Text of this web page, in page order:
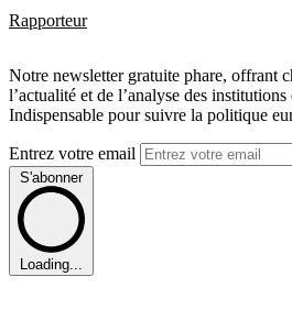
Rapporteur
Notre newsletter gratuite phare, offrant
l’actualité et de l’analyse des
Indispensable pour suivre la politique
Entrez votre email
S'abonner
Loading...